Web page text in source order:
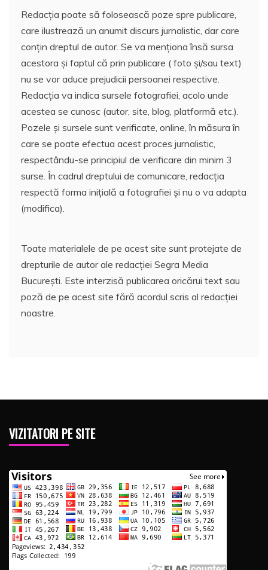
Redacția poate să folosească poze spre publicare,
care ilustrează un anumit discurs jurnalistic, dar care
conțin dreptul de autor. Se va menționa însă sursa
acestora și faptul că prin publicare ( foto și/sau text)
nu se vor aduce prejudicii persoanei respective.
Redacția va indica sursele fotografiei, acolo unde
acestea se cunosc (autor, site, blog, platformă etc.).
Pozele și sursele sunt verificate, online, în măsura în
care se poate efectua acest proces jurnalistic,
respectându-se principiul de verificare din minim 3
surse. În cadrul dreptului de comunicare, redacția
respectă forma inițială a fotografiei și nu o va adapta
(modifica).
Toate materialele de pe acest site sunt protejate de
drepturile de autor ale redacției Segra Media
București. Este interzisă publicarea oricărui text sau
poză de pe acest site fără acordul scris al redacției
noastre.
VIZITATORI PE SITE